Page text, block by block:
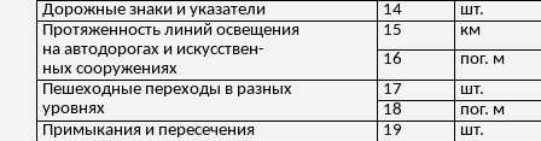
Дорожные знаки и указатели 14
шт.
Протяженность линий освещения
на автодорогах и искусствен-
ных сооружениях
15
км
16
пог. м
Пешеходные переходы в разных
уровнях
17
шт.
18
пог. м
Примыкания и пересечения
19
шт.